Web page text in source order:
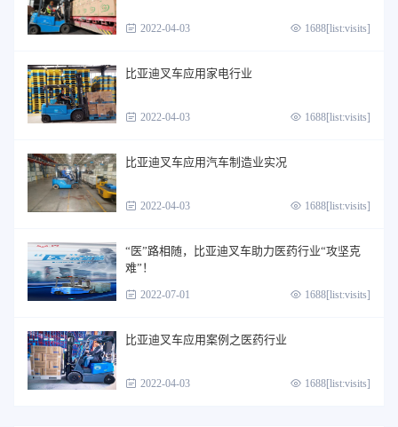
2022-04-03 1688[list:visits]
比亚迪叉车应用家电行业
2022-04-03 1688[list:visits]
比亚迪叉车应用汽车制造业实况
2022-04-03 1688[list:visits]
“医”路相随，比亚迪叉车助力医药行业“攻坚克
难”！
2022-07-01 1688[list:visits]
比亚迪叉车应用案例之医药行业
2022-04-03 1688[list:visits]